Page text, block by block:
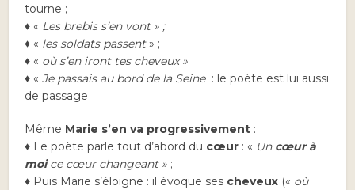
tourne ;
♦ « Les brebis s’en vont » ;
♦ « les soldats passent» ;
♦ « où s’en iront tes cheveux »
♦ «Je passais au bord de la Seine : le poète est lui aussi
de passage
Même Marie s’en va progressivement :
♦ Le poète parle tout d’abord du cœur : « Un cœur à
moice cœur changeant » ;
♦ Puis Marie s’éloigne : il évoque ses cheveux (« où